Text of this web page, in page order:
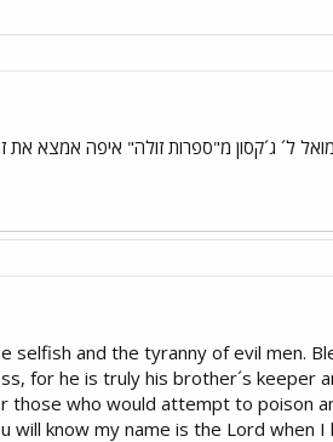
ל´ ג´קסון מ"ספרות זולה" איפה אמצא את
and the tyranny of evil men.
for he is truly his brother´s keeper
those who would attempt to poison
will know my name is the Lord when I